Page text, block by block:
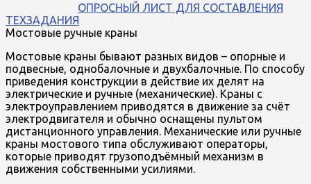
ОПРОСНЫЙ ЛИСТ ДЛЯ СОСТАВЛЕНИЯ
ТЕХЗАДАНИЯ
Мостовые ручные краны
Мостовые краны бывают разных видов – опорные и
подвесные, однобалочные и двухбалочные. По способу
приведения конструкции в действие их делят на
электрические и ручные (механические). Краны с
электроуправлением приводятся в движение за счёт
электродвигателя и обычно оснащены пультом
дистанционного управления. Механические или ручные
краны мостового типа обслуживают операторы,
которые приводят грузоподъёмный механизм в
движения собственными усилиями.